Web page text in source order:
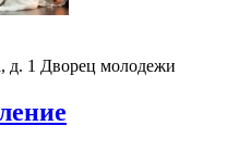
д. 1 Дворец молодежи